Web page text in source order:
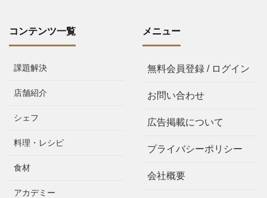
コンテンツ一覧
課題解決
店舗紹介
シェフ
料理・レシピ
食材
アカデミー
メニュー
無料会員登録 / ログイン
お問い合わせ
広告掲載について
プライバシーポリシー
会社概要